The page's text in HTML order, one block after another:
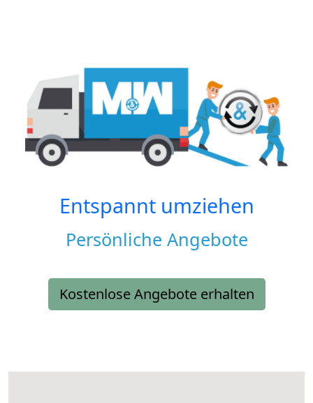
Entspannt umziehen
Persönliche Angebote
Kostenlose Angebote erhalten